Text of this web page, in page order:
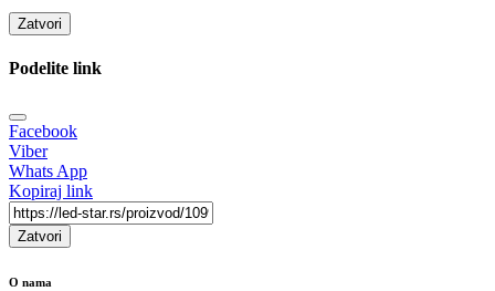
Zatvori
Podelite link
Facebook
Viber
Whats App
Kopiraj link
Zatvori
O nama